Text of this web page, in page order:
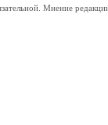
Мнение